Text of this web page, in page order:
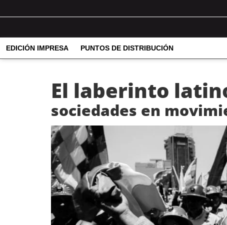
EDICIÓN IMPRESA PUNTOS DE DISTRIBUCIÓN
El laberinto
sociedades en